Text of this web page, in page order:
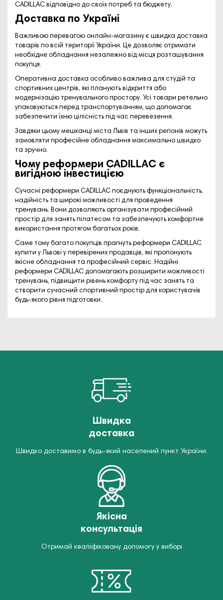
CADILLAC відповідно до своїх потреб та бюджету.
Доставка по Україні
Важливою перевагою онлайн-магазину є швидка доставка
товарів по всій території України. Це дозволяє отримати
необхідне обладнання незалежно від місця розташування
покупця.
Оперативна доставка особливо важлива для студій та
спортивних центрів, які планують відкриття або
модернізацію тренувального простору. Усі товари ретельно
упаковуються перед транспортуванням, що допомагає
забезпечити їхню цілісність під час перевезення.
Завдяки цьому мешканці міста Львів та інших регіонів можуть
замовляти професійне обладнання максимально швидко
та зручно.
Чому реформери CADILLAC є
вигідною інвестицією
Сучасні реформери CADILLAC поєднують функціональність,
надійність та широкі можливості для проведення
тренувань. Вони дозволяють організувати професійний
простір для занять пілатесом та забезпечують комфортне
використання протягом багатьох років.
Саме тому багато покупців прагнуть реформери CADILLAC
купити у Львові у перевірених продавців, які пропонують
якісне обладнання та професійний сервіс. Надійні
реформери CADILLAC допомагають розширити можливості
тренувань, підвищити рівень комфорту під час занять та
створити сучасний спортивний простір для користувачів
будь-якого рівня підготовки.
Швидка
доставка
Швидко доставимо в будь-який населений пункт України.
Якісна
консультація
Отримай кваліфіковану допомогу у виборі